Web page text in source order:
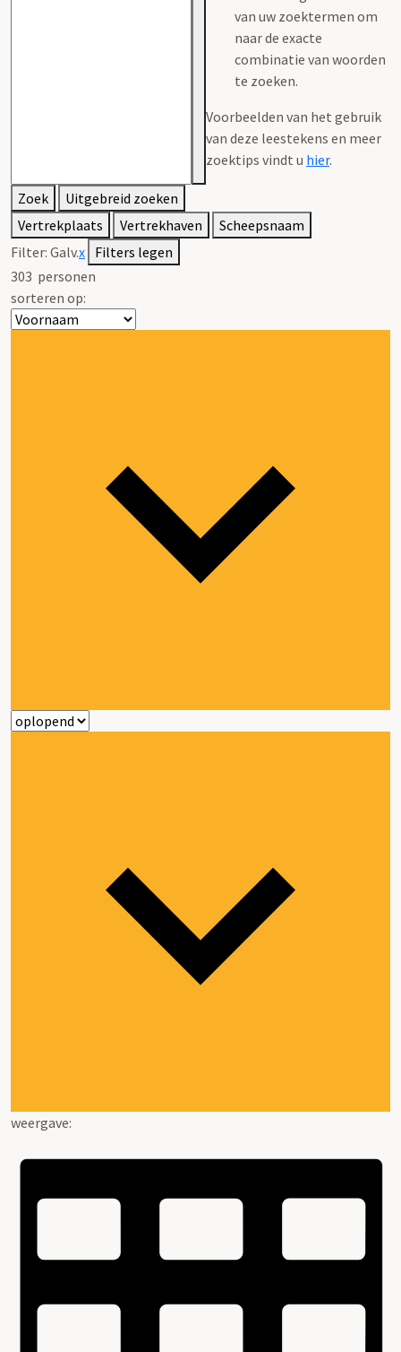
van uw zoektermen om
naar de exacte
combinatie van woorden
te zoeken.
Voorbeelden van het gebruik
van deze leestekens en meer
zoektips vindt u hier.
Zoek
Uitgebreid zoeken
Vertrekplaats
Vertrekhaven
Scheepsnaam
Filter: Galv.x Filters legen
303 personen
sorteren op:
weergave: